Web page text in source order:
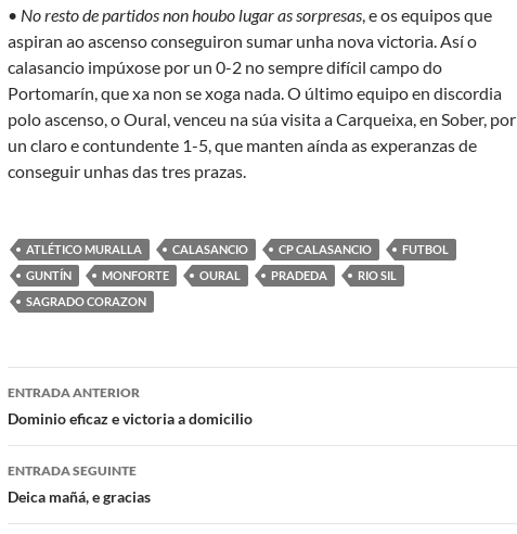
• No resto de partidos non houbo lugar as sorpresas, e os equipos que
aspiran ao ascenso conseguiron sumar unha nova victoria. Así o
calasancio impúxose por un 0-2 no sempre difícil campo do
Portomarín, que xa non se xoga nada. O último equipo en discordia
polo ascenso, o Oural, venceu na súa visita a Carqueixa, en Sober, por
un claro e contundente 1-5, que manten aínda as experanzas de
conseguir unhas das tres prazas.
ATLÉTICO MURALLA CALASANCIO CP CALASANCIO
FUTBOL
GUNTÍN
MONFORTE OURAL PRADEDA
RIO SIL
SAGRADO CORAZON
Navegación
de
artigos
ENTRADA ANTERIOR
Dominio eficaz e victoria a domicilio
ENTRADA SEGUINTE
Deica mañá, e gracias